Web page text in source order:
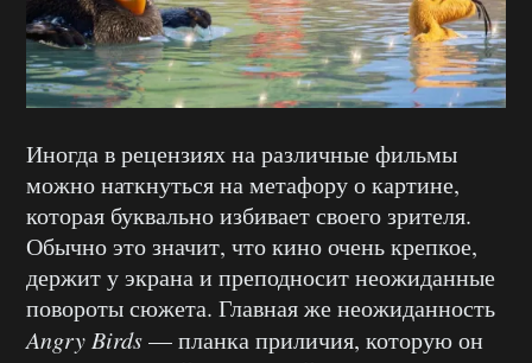
Иногда в рецензиях на различные фильмы
можно наткнуться на метафору о картине,
которая буквально избивает своего зрителя.
Обычно это значит, что кино очень крепкое,
держит у экрана и преподносит неожиданные
повороты сюжета. Главная же неожиданность
Angry Birds— планка приличия, которую он